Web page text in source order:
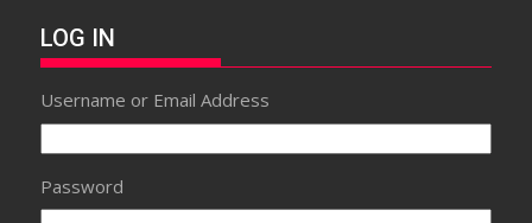
LOG IN
Username or Email Address
Password